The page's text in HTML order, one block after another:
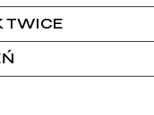
TWICE